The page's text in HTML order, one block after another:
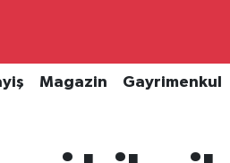
Magazin Gayrimenkul